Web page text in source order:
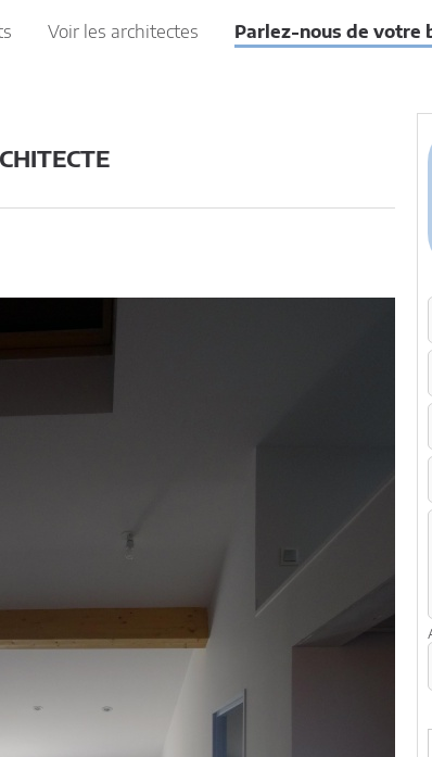
Voir les architectes Parlez-nous de votre